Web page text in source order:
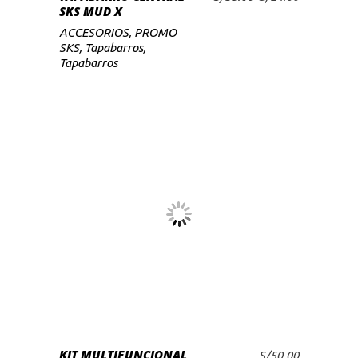
AÑADIR AL CARRITO
SKS MUD X
ACCESORIOS, PROMO
SKS, Tapabarros,
Tapabarros
KIT MULTIFUNCIONAL S/50.00